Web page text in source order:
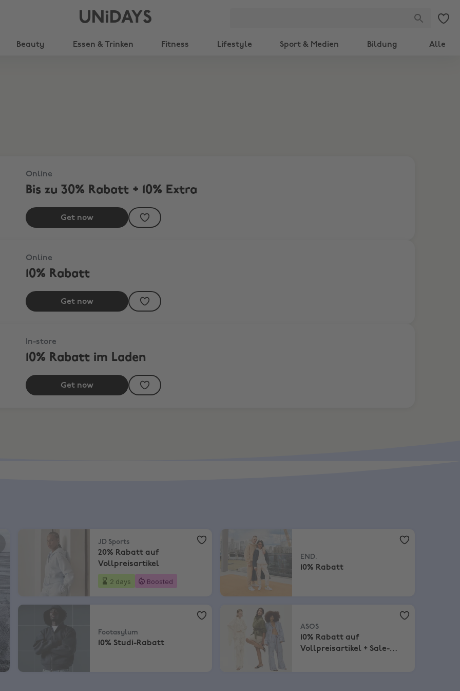
UNiDAYS
Beauty Essen & Trinken Fitness Lifestyle Sport & Medien Bildung Alle
Online
Bis zu 30% Rabatt + 10% Extra
Get now
Online
10% Rabatt
Get now
In-store
10% Rabatt im Laden
Get now
,20% Rabatt auf Vollpreisartikel
JD Sports
20% Rabatt auf
Vollpreisartikel
2 days Boosted
10% Rabatt
END.
10% Rabatt
Footasylum
Footasylum
10% Studi-Rabatt
ASOS, 10% Rabatt auf Vollpreisartikel + Sale-Artikel
ASOS
10% Rabatt auf
Vollpreisartikel + Sale-